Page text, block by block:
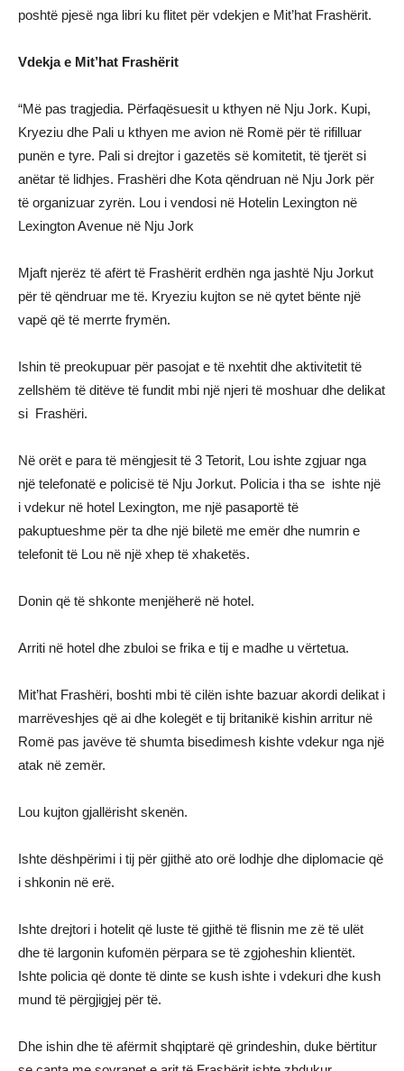
poshtë pjesë nga libri ku flitet për vdekjen e Mit’hat Frashërit.
Vdekja e Mit’hat Frashërit
“Më pas tragjedia. Përfaqësuesit u kthyen në Nju Jork. Kupi,
Kryeziu dhe Pali u kthyen me avion në Romë për të rifilluar
punën e tyre. Pali si drejtor i gazetës së komitetit, të tjerët si
anëtar të lidhjes. Frashëri dhe Kota qëndruan në Nju Jork për
të organizuar zyrën. Lou i vendosi në Hotelin Lexington në
Lexington Avenue në Nju Jork
Mjaft njerëz të afërt të Frashërit erdhën nga jashtë Nju Jorkut
për të qëndruar me të. Kryeziu kujton se në qytet bënte një
vapë që të merrte frymën.
Ishin të preokupuar për pasojat e të nxehtit dhe aktivitetit të
zellshëm të ditëve të fundit mbi një njeri të moshuar dhe delikat
si Frashëri.
Në orët e para të mëngjesit të 3 Tetorit, Lou ishte zgjuar nga
një telefonatë e policisë të Nju Jorkut. Policia i tha se ishte një
i vdekur në hotel Lexington, me një pasaportë të
pakuptueshme për ta dhe një biletë me emër dhe numrin e
telefonit të Lou në një xhep të xhaketës.
Donin që të shkonte menjëherë në hotel.
Arriti në hotel dhe zbuloi se frika e tij e madhe u vërtetua.
Mit’hat Frashëri, boshti mbi të cilën ishte bazuar akordi delikat i
marrëveshjes që ai dhe kolegët e tij britanikë kishin arritur në
Romë pas javëve të shumta bisedimesh kishte vdekur nga një
atak në zemër.
Lou kujton gjallërisht skenën.
Ishte dëshpërimi i tij për gjithë ato orë lodhje dhe diplomacie që
i shkonin në erë.
Ishte drejtori i hotelit që luste të gjithë të flisnin me zë të ulët
dhe të largonin kufomën përpara se të zgjoheshin klientët.
Ishte policia që donte të dinte se kush ishte i vdekuri dhe kush
mund të përgjigjej për të.
Dhe ishin dhe të afërmit shqiptarë që grindeshin, duke bërtitur